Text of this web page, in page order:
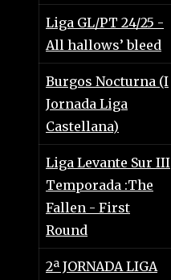
Liga GL/PT 24/25 -
All hallows’ bleed
Burgos Nocturna (I
Jornada Liga
Castellana)
Liga Levante Sur III
Temporada :The
Fallen - First
Round
2ª JORNADA LIGA